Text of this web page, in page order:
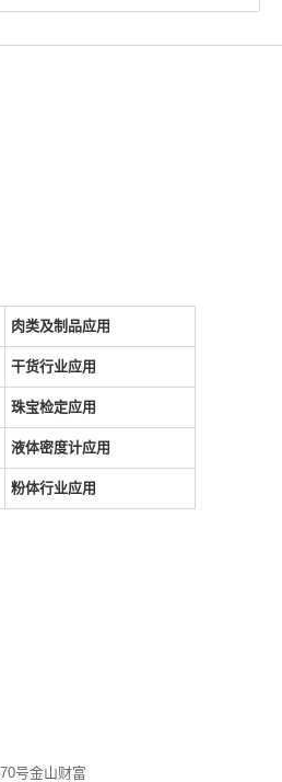
肉类及制品应用
干货行业应用
珠宝检定应用
液体密度计应用
粉体行业应用
号金山财富